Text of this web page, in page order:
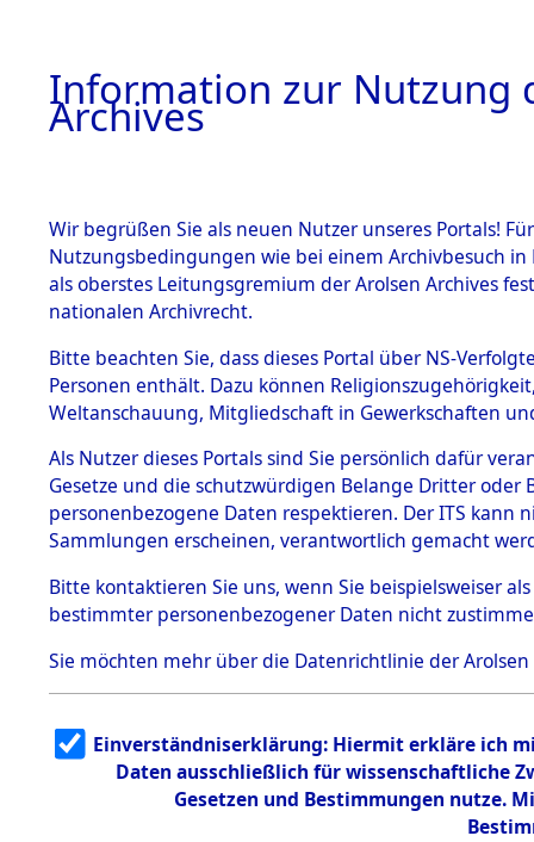
BESTÄNDE
1.
Inhaftierungsdoku
mente
1.2.9 Beim ITS
Effekten
1.2.9.1
Effekten aus
dem KZ
Dachau
1.2.9.2
Effekten aus
dem KZ
Bayerisches
1.2.9.3
Effekten aus
dem KZ
Neuengamm
0003
Einen Kommentar
Information zur Nutzung
Archives
Wir begrüßen Sie als neuen Nutzer unseres Portals!
Nutzungsbedingungen wie bei einem Archivbesuch
als oberstes Leitungsgremium der Arolsen Archives
nationalen Archivrecht.
Bitte beachten Sie, dass dieses Portal über NS-
Personen enthält. Dazu können
Weltanschauung, Mitgliedschaft in Gewerkschaften
Als Nutzer dieses Portals sind Sie persönlich dafür
Gesetze und die schutzwürdigen Belange Dritter
personenbezogene Daten respektieren. Der ITS
Sammlungen erscheinen, verantwortlich gemacht
Bitte kontaktieren Sie uns, wenn Sie beispielsweiser
bestimmter personenbezogener Daten nicht
Sie möchten mehr über die Datenrichtlinie der Arolsen
Einverständniserklärung: Hiermit erkläre ich
Daten ausschließlich für wissenschaftliche
Gesetzen und Bestimmungen nutze.